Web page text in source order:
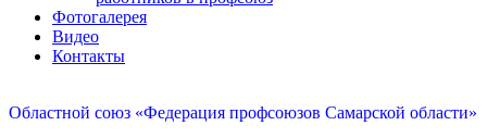
Фотогалерея
Видео
Контакты
Областной союз «Федерация профсоюзов Самарской области»